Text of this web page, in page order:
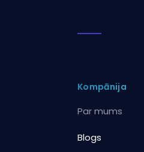
Kompānija
Par mums
Blogs